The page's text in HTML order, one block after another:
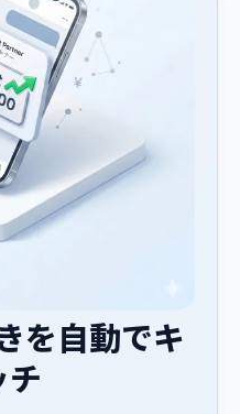
を自動でキ
チ